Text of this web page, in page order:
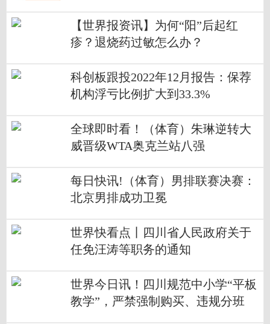
【世界报资讯】为何“阳”后起红
疹？退烧药过敏怎么办？
科创板跟投2022年12月报告：保荐
机构浮亏比例扩大到33.3%
全球即时看！（体育）朱琳逆转大
威晋级WTA奥克兰站八强
每日快讯!（体育）男排联赛决赛：
北京男排成功卫冕
世界快看点丨四川省人民政府关于
任免汪涛等职务的通知
世界今日讯！四川规范中小学“平板
教学”，严禁强制购买、违规分班